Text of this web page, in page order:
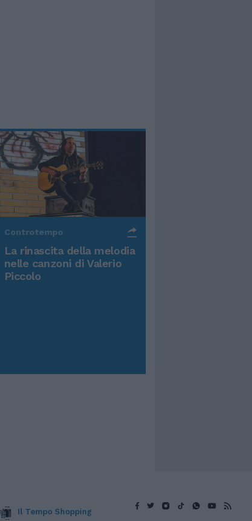
Controtempo
La rinascita della melodia
nelle canzoni di Valerio
Piccolo
Il Tempo Shopping